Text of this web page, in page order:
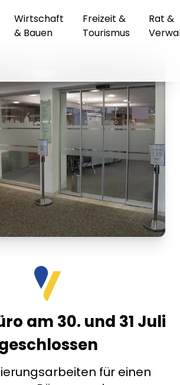
Wirtschaft
& Bauen
Freizeit &
Tourismus
Rat &
am 30. und 31 Juli
für einen